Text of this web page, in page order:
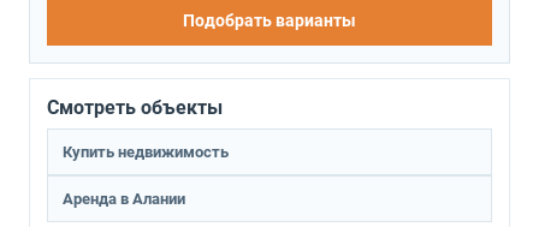
Подобрать варианты
Смотреть объекты
Купить недвижимость
Аренда в Алании